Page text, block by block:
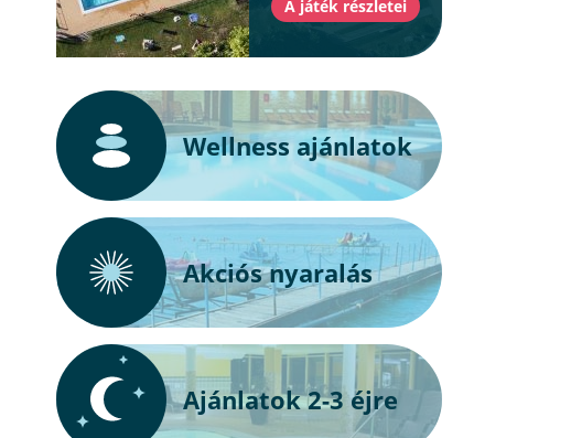
Wellness ajánlatok
Akciós nyaralás
Ajánlatok 2-3 éjre